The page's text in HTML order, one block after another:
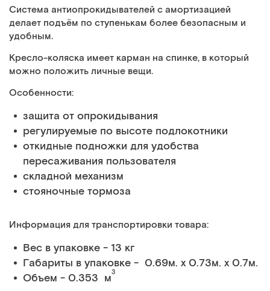
Система антиопрокидывателей с амортизацией
делает подъём по ступенькам более безопасным и
удобным.
Кресло-коляска имеет карман на спинке, в который
можно положить личные вещи.
Особенности:
защита от опрокидывания
регулируемые по высоте подлокотники
откидные подножки для удобства
пересаживания пользователя
складной механизм
стояночные тормоза
Информация для транспортировки товара:
Вес в упаковке - 13 кг
Габариты в упаковке - 0.69м. x 0.73м. x 0.7м.
Объем - 0.353 м3